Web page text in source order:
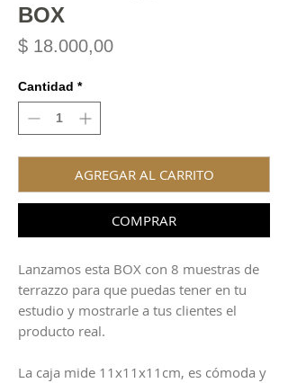
BOX
$ 18.000,00Precio
Cantidad *
AGREGAR AL CARRITO
COMPRAR
Lanzamos esta BOX con 8 muestras de
terrazzo para que puedas tener en tu
estudio y mostrarle a tus clientes el
producto real.
La caja mide 11x11x11cm, es cómoda y